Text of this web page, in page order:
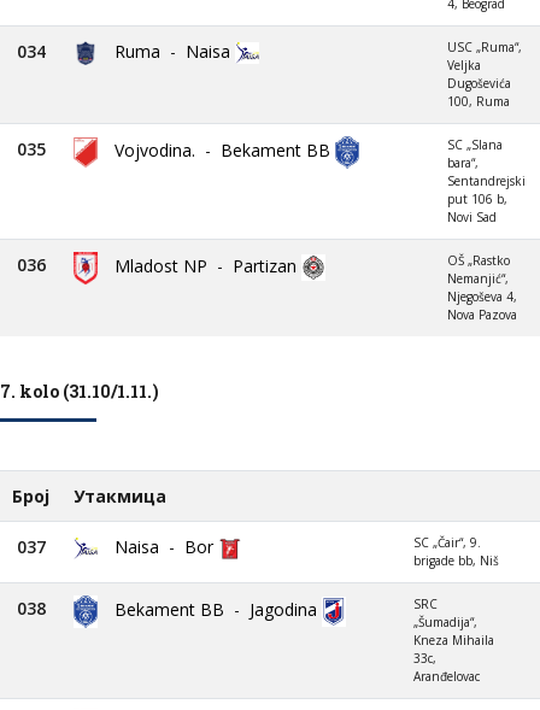
4, Beograd
034 Ruma - Naisa
USC „Ruma“,
Veljka
Dugoševića
100, Ruma
035 Vojvodina. - Bekament BB
SC „Slana
bara“,
Sentandrejski
put 106 b,
Novi Sad
036 Mladost NP - Partizan
OŠ „Rastko
Nemanjić“,
Njegoševa 4,
Nova Pazova
7. kolo (31.10/1.11.)
Број Утакмица
037 Naisa - Bor
SC „Čair“, 9.
brigade bb, Niš
038 Bekament BB - Jagodina
SRC
„Šumadija“,
Kneza Mihaila
33c,
Aranđelovac